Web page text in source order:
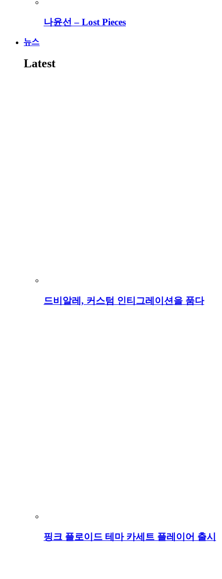
나윤선 – Lost Pieces
뉴스
Latest
드비알레, 커스텀 인티그레이션을 품다
핑크 플로이드 테마 카세트 플레이어 출시